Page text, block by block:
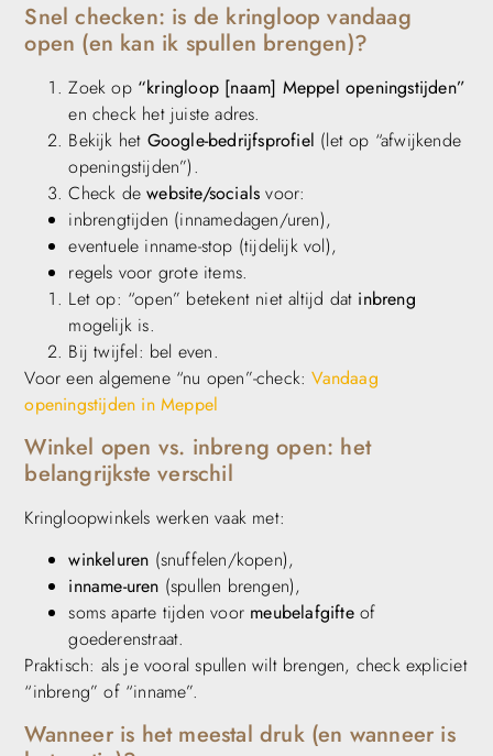
Snel checken: is de kringloop vandaag
open (en kan ik spullen brengen)?
Zoek op “kringloop [naam] Meppel openingstijden”
en check het juiste adres.
Bekijk het Google-bedrijfsprofiel (let op “afwijkende
openingstijden”).
Check dewebsite/socials voor:
inbrengtijden (innamedagen/uren),
eventuele inname-stop (tijdelijk vol),
regels voor grote items.
Let op: “open” betekent niet altijd dat inbreng
mogelijk is.
Bij twijfel: bel even.
Voor een algemene “nu open”-check:Vandaag
openingstijden in Meppel
Winkel open vs. inbreng open: het
belangrijkste verschil
Kringloopwinkels werken vaak met:
winkeluren (snuffelen/kopen),
inname-uren (spullen brengen),
soms aparte tijden voor meubelafgifteof
goederenstraat.
Praktisch: als je vooral spullen wilt brengen, check expliciet
“inbreng” of “inname”.
Wanneer is het meestal druk (en wanneer is